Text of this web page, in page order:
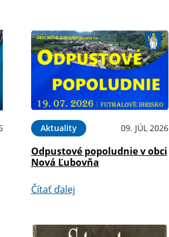
Aktuality 09. JÚL 2026
Odpustové popoludnie v obci
Nová Ľubovňa
Čítať ďalej